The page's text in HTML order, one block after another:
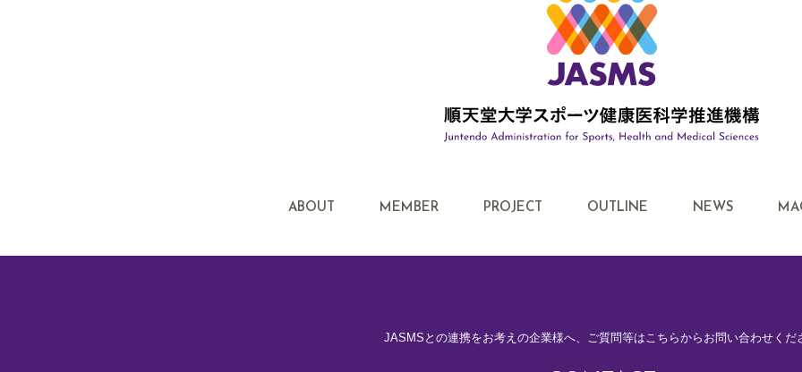
ABOUT MEMBER PROJECT OUTLINE NEWS
JASMSとの連携をお考えの企業様へ、 ご質問等はこちらからお問い合わせくだ